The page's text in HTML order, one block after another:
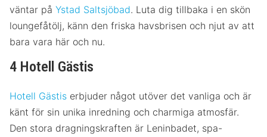
väntar på Ystad Saltsjöbad. Luta dig tillbaka i en skön
loungefåtölj, känn den friska havsbrisen och njut av att
bara vara här och nu.
4 Hotell Gästis
Hotell Gästis erbjuder något utöver det vanliga och är
känt för sin unika inredning och charmiga atmosfär.
Den stora dragningskraften är Leninbadet, spa-